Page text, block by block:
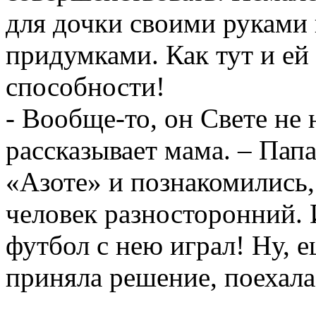
для дочки своими руками
придумками. Как тут и
способности!
- Вообще-то, он Свете не
рассказывает мама. –
«Азоте» и
человек
футбол с нею играл! Ну,
приняла решение,